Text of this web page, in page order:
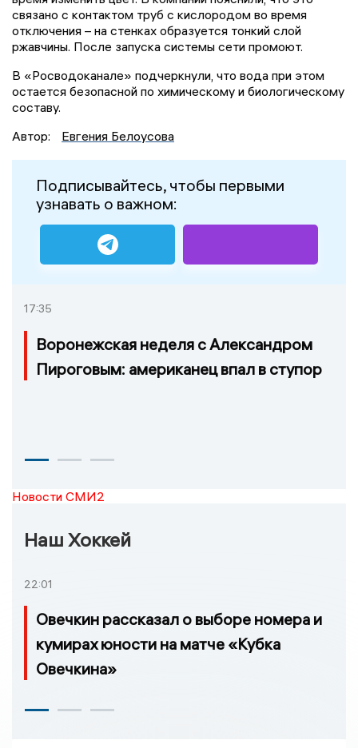
связано с контактом труб с кислородом во время
отключения – на стенках образуется тонкий слой
ржавчины. После запуска системы сети промоют.
В «Росводоканале» подчеркнули, что вода при этом
остается безопасной по химическому и биологическому
составу.
Автор:
Евгения Белоусова
Подписывайтесь, чтобы первыми
узнавать о важном:
17:35
Воронежская неделя с Александром
Пироговым: американец впал в ступор
Новости СМИ2
Наш Хоккей
22:01
Овечкин рассказал о выборе номера и
кумирах юности на матче «Кубка
Овечкина»